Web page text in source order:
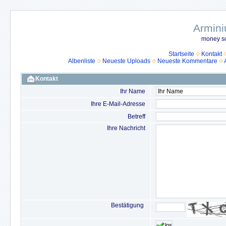
money
Startseite
Kontakt
Albenliste
Neueste Uploads Neueste Kommentare
Kontakt
Ihr Name
Ihre E-Mail-Adresse
Betreff
Ihre Nachricht
Bestätigung